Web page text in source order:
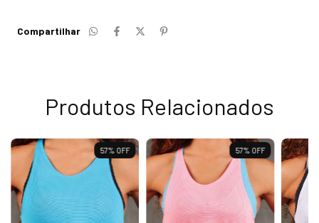
Compartilhar
Produtos Relacionados
57% OFF 57% OFF